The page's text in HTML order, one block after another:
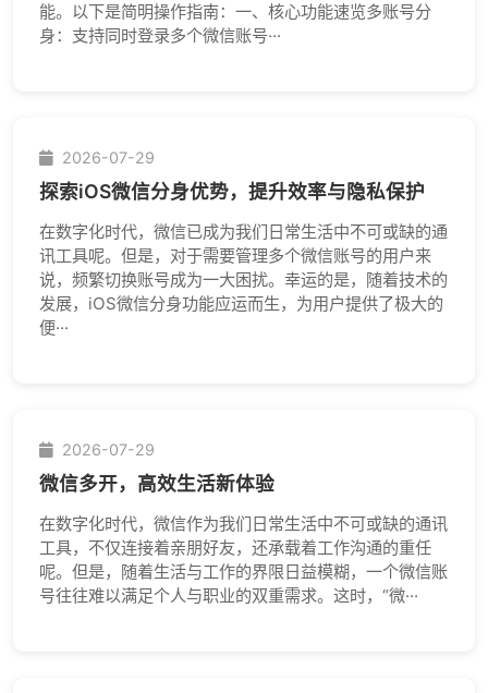
能。以下是简明操作指南：一、核心功能速览多账号分
身：支持同时登录多个微信账号···
2026-07-29
探索iOS微信分身优势，提升效率与隐私保护
在数字化时代，微信已成为我们日常生活中不可或缺的通
讯工具呢。但是，对于需要管理多个微信账号的用户来
说，频繁切换账号成为一大困扰。幸运的是，随着技术的
发展，iOS微信分身功能应运而生，为用户提供了极大的
便···
2026-07-29
微信多开，高效生活新体验
在数字化时代，微信作为我们日常生活中不可或缺的通讯
工具，不仅连接着亲朋好友，还承载着工作沟通的重任
呢。但是，随着生活与工作的界限日益模糊，一个微信账
号往往难以满足个人与职业的双重需求。这时，“微···